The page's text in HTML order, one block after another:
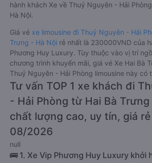
hành khách Xe về Thuỷ Nguyên - Hải
Hà Nội.
Giá vé xe limousine đi Thuỷ Nguyên - Hải
Trưng - Hà Nội rẻ nhất là 230000VND của
Phương Huy Luxury. Tùy thuộc vào vị trí
chương trình khuyến mãi, giá vé Xe Hai Bà
Thuỷ Nguyên - Hải Phòng limousine này có
Tư vấn TOP 1 xe khách đi
- Hải Phòng từ Hai Bà
chất lượng cao, uy tín, giá
08/2026
null
🚌 1. Xe Vip Phương Huy Luxury khởi